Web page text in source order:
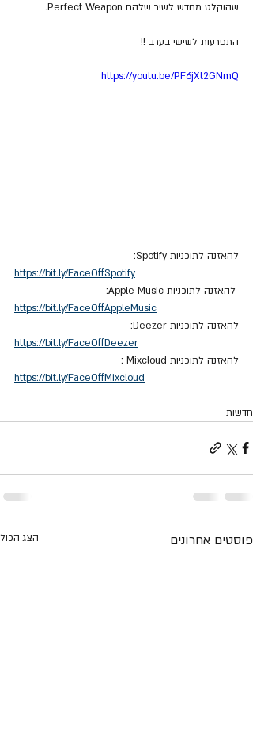
שהוקלט מחדש לשיר שלהם Perfect Weapon.
התפרעות לשישי בערב !!
https://youtu.be/PF6jXt2GNmQ
להאזנה לתוכניות Spotify:
https://bit.ly/FaceOffSpotify
https://bit.ly/FaceOffAppleMusic
להאזנה לתוכניות Deezer:
https://bit.ly/FaceOffDeezer
להאזנה לתוכניות Mixcloud :
https://bit.ly/FaceOffMixcloud
חדשות
פוסטים אחרונים הצג הכול